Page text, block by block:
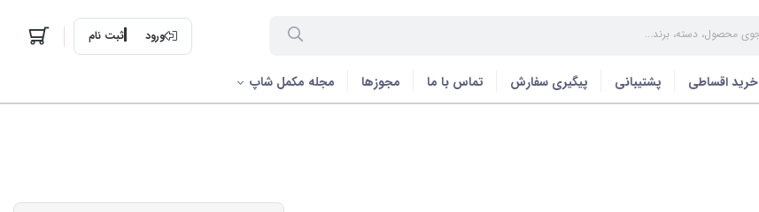
ورود ثبت نام
خرید اقساطی پشتیبانی پیگیری سفارش تماس با ما مجوزها مجله مکمل شاپ